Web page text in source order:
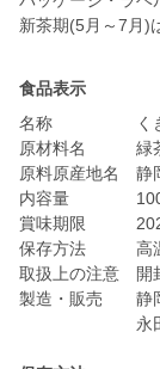
新茶期(5月～7月)
食品表示
名称 くき
原材料名 緑
原料原産地名 静
内容量 100
賞味期限
保存方法 高温多
取扱上の注意 開
製造・販売 静岡
永田農園